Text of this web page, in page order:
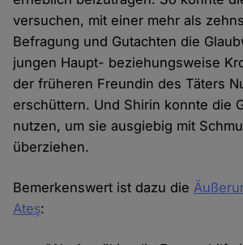
versuchen, mit einer mehr als
Befragung und Gutachten die
jungen Haupt- beziehungsweise
der früheren Freundin des Täters
erschüttern. Und Shirin konnte die
nutzen, um sie ausgiebig mit
überziehen.
Bemerkenswert ist dazu die
Ateş: